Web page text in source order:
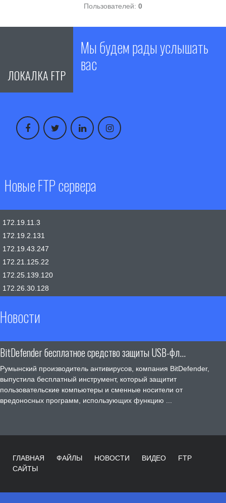
Пользователей: 0
ЛОКАЛКА FTP
Мы будем рады услышать
вас
Новые FTP сервера
172.19.11.3
172.19.2.131
172.19.43.247
172.21.125.22
172.25.139.120
172.26.30.128
Новости
BitDefender бесплатное средство защиты USB-фл...
Румынский производитель антивирусов, компания BitDefender,
выпустила бесплатный инструмент, который защитит
пользовательские компьютеры и сменные носители от
вредоносных программ, использующих функцию ...
ГЛАВНАЯ ФАЙЛЫ НОВОСТИ ВИДЕО
FTP
САЙТЫ